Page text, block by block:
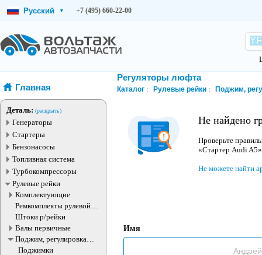
Русский ▾ +7 (495) 660-22-00
Главная
Деталь: (раскрыть)
Генераторы
Стартеры
Бензонасосы
Топливная система
Турбокомпрессоры
Рулевые рейки
Комплектующие
Ремкомплекты рулевой
рейки
Штоки р/рейки
Валы первичные
Поджим, регулировка
рулевые рейки
Поджимки
Регуляторы люфта
Каталог Рулевые рейки Поджим,
Не найдено
Проверьте
«Стартер Audi
Не можете найти
Имя